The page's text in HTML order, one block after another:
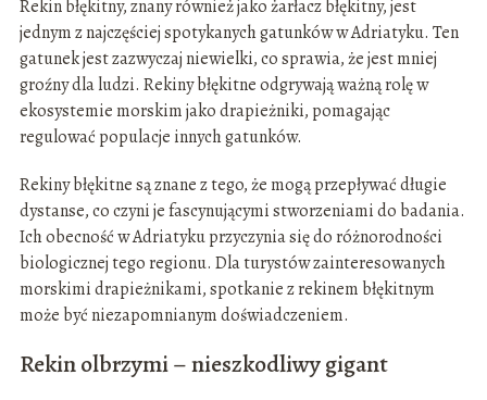
Rekin błękitny, znany również jako żarłacz błękitny, jest
jednym z najczęściej spotykanych gatunków w Adriatyku. Ten
gatunek jest zazwyczaj niewielki, co sprawia, że jest mniej
groźny dla ludzi. Rekiny błękitne odgrywają ważną rolę w
ekosystemie morskim jako drapieżniki, pomagając
regulować populacje innych gatunków.
Rekiny błękitne są znane z tego, że mogą przepływać długie
dystanse, co czyni je fascynującymi stworzeniami do badania.
Ich obecność w Adriatyku przyczynia się do różnorodności
biologicznej tego regionu. Dla turystów zainteresowanych
morskimi drapieżnikami, spotkanie z rekinem błękitnym
może być niezapomnianym doświadczeniem.
Rekin olbrzymi – nieszkodliwy gigant